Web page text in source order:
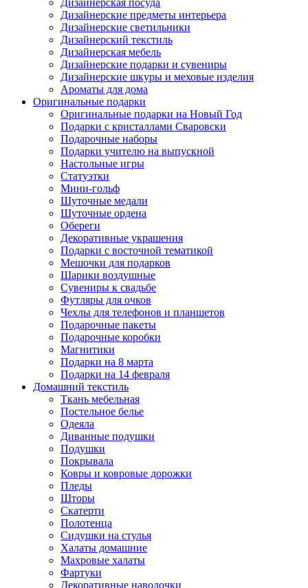
Дизайнерская посуда
Дизайнерские предметы интерьера
Дизайнерские светильники
Дизайнерский текстиль
Дизайнерская мебель
Дизайнерские подарки и сувениры
Дизайнерские шкуры и меховые изделия
Ароматы для дома
Оригинальные подарки
Оригинальные подарки на Новый Год
Подарки с кристаллами Сваровски
Подарочные наборы
Подарки учителю на выпускной
Настольные игры
Статуэтки
Мини-гольф
Шуточные медали
Шуточные ордена
Обереги
Декоративные украшения
Подарки с восточной тематикой
Мешочки для подарков
Шарики воздушные
Сувениры к свадьбе
Футляры для очков
Чехлы для телефонов и планшетов
Подарочные пакеты
Подарочные коробки
Магнитики
Подарки на 8 марта
Подарки на 14 февраля
Домашний текстиль
Ткань мебельная
Постельное белье
Одеяла
Диванные подушки
Подушки
Покрывала
Ковры и ковровые дорожки
Пледы
Шторы
Скатерти
Полотенца
Сидушки на стулья
Халаты домашние
Махровые халаты
Фартуки
Декоративные наволочки